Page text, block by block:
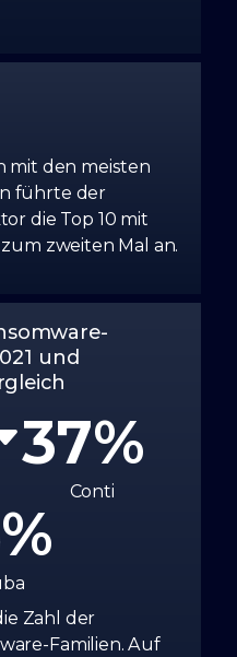
mit den meisten
führte der
die Top 10 mit
zweiten Mal an.
und
37
Conti
Zahl der
Familien. Auf